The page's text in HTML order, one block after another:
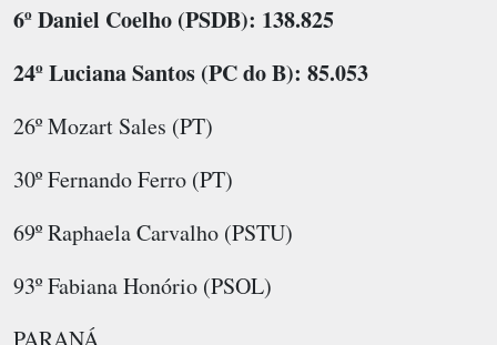
6º Daniel Coelho (PSDB): 138.825
24º Luciana Santos (PC do B): 85.053
26º Mozart Sales (PT)
30º Fernando Ferro (PT)
69º Raphaela Carvalho (PSTU)
93º Fabiana Honório (PSOL)
PARANÁ